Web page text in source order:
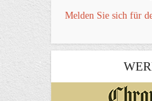
Melden Sie sich für